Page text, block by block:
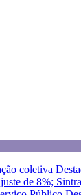
coletiva
de 8%;